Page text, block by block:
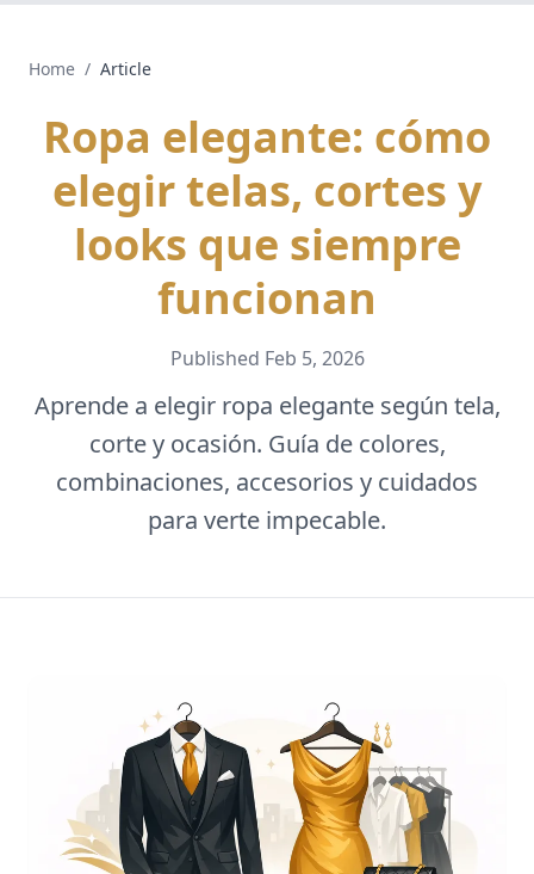
Home / Article
Ropa elegante: cómo
elegir telas, cortes y
looks que siempre
funcionan
Published Feb 5, 2026
Aprende a elegir ropa elegante según tela,
corte y ocasión. Guía de colores,
combinaciones, accesorios y cuidados
para verte impecable.